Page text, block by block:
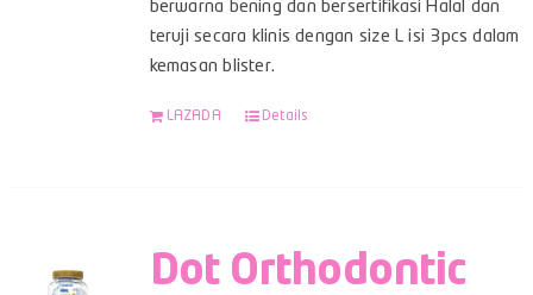
berwarna bening dan bersertifikasi Halal dan
teruji secara klinis dengan size L isi 3pcs dalam
kemasan blister.
LAZADA Details
Dot Orthodontic